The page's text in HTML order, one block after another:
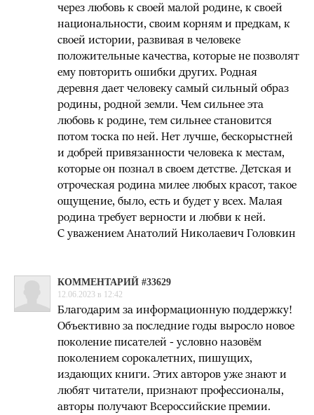
через любовь к своей малой родине, к своей
национальности, своим корням и предкам, к
своей истории, развивая в человеке
положительные качества, которые не позволят
ему повторить ошибки других. Родная
деревня дает человеку самый сильный образ
родины, родной земли. Чем сильнее эта
любовь к родине, тем сильнее становится
потом тоска по ней. Нет лучше, бескорыстней
и добрей привязанности человека к местам,
которые он познал в своем детстве. Детская и
отроческая родина милее любых красот, такое
ощущение, было, есть и будет у всех. Малая
родина требует верности и любви к ней.
С уважением Анатолий Николаевич Головкин
КОММЕНТАРИЙ #33629
12.06.2023 в 12:42
Благодарим за информационную поддержку!
Объективно за последние годы выросло новое
поколение писателей - условно назовём
поколением сорокалетних, пишущих,
издающих книги. Этих авторов уже знают и
любят читатели, признают профессионалы,
авторы получают Всероссийские премии.